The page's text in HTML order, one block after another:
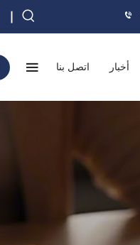
|
أخبار اتصل بنا